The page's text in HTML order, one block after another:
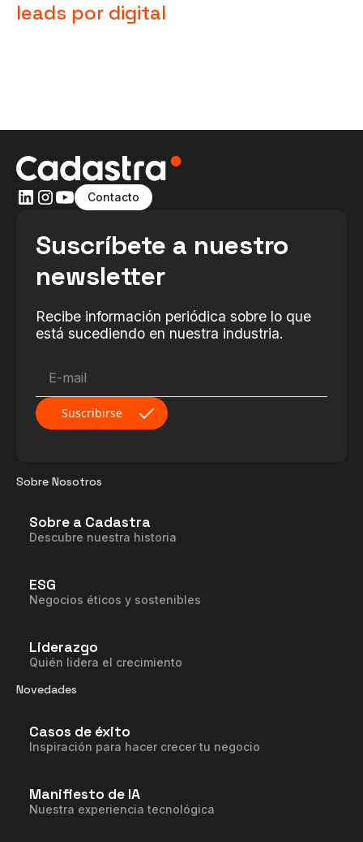
leads por digital
Contacto
Suscríbete a nuestro
newsletter
Recibe información periódica sobre lo que
está sucediendo en nuestra industria.
Sobre Nosotros
Sobre a Cadastra
Descubre nuestra historia
ESG
Negocios éticos y sostenibles
Liderazgo
Quién lidera el crecimiento
Novedades
Casos de éxito
Inspiración para hacer crecer tu negocio
Manifiesto de IA
Nuestra experiencia tecnológica